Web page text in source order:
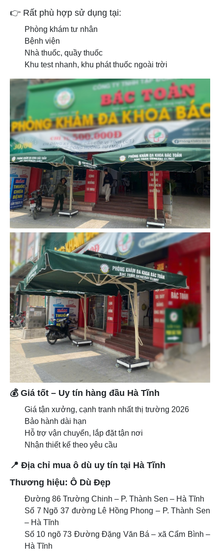
👉 Rất phù hợp sử dụng tại:
Phòng khám tư nhân
Bệnh viện
Nhà thuốc, quầy thuốc
Khu test nhanh, khu phát thuốc ngoài trời
💰Giá tốt – Uy tín hàng đầu Hà Tĩnh
Giá tận xưởng, cạnh tranh nhất thị trường 2026
Bảo hành dài hạn
Hỗ trợ vận chuyển, lắp đặt tận nơi
Nhận thiết kế theo yêu cầu
📍 Địa chỉ mua ô dù uy tín tại Hà Tĩnh
Thương hiệu: Ô Dù Đẹp
Đường 86 Trường Chinh – P. Thành Sen – Hà Tĩnh
Số 7 Ngõ 37 đường Lê Hồng Phong – P. Thành Sen
– Hà Tĩnh
Số 10 ngõ 73 Đường Đặng Văn Bá – xã Cẩm Bình –
Hà Tĩnh